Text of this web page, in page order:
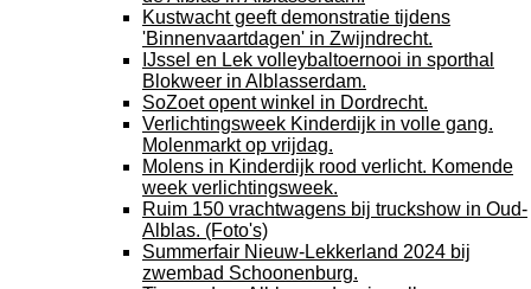
Kustwacht geeft demonstratie tijdens
'Binnenvaartdagen' in Zwijndrecht.
IJssel en Lek volleybaltoernooi in sporthal
Blokweer in Alblasserdam.
SoZoet opent winkel in Dordrecht.
Verlichtingsweek Kinderdijk in volle gang.
Molenmarkt op vrijdag.
Molens in Kinderdijk rood verlicht. Komende
week verlichtingsweek.
Ruim 150 vrachtwagens bij truckshow in Oud-
Alblas. (Foto's)
Summerfair Nieuw-Lekkerland 2024 bij
zwembad Schoonenburg.